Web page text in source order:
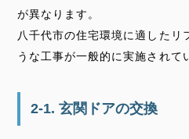
が異なります。
八千代市の住宅環境に適したリ
うな工事が一般的に実施されて
2-1. 玄関ドアの交換